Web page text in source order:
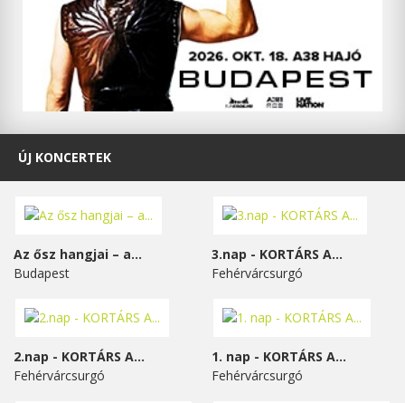
ÚJ KONCERTEK
Az ősz hangjai – a...
Budapest
3.nap - KORTÁRS A...
Fehérvárcsurgó
2.nap - KORTÁRS A...
Fehérvárcsurgó
1. nap - KORTÁRS A...
Fehérvárcsurgó